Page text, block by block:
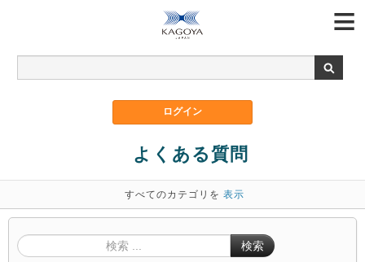
よくある質問
すべてのカテゴリを 表示
検索